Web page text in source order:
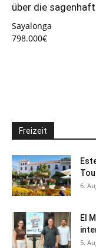
über die
Sayalonga
798.000€
Freizeit
6.
El
5.